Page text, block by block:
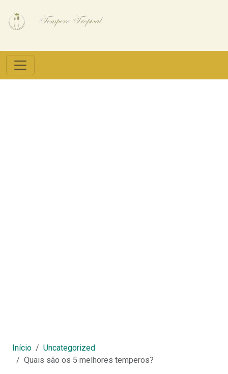
Início
Uncategorized
Quais são os 5 melhores temperos?